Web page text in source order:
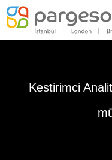
Kestirimci